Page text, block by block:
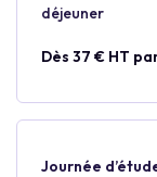
déjeuner
Dès 37 € HT
Journée